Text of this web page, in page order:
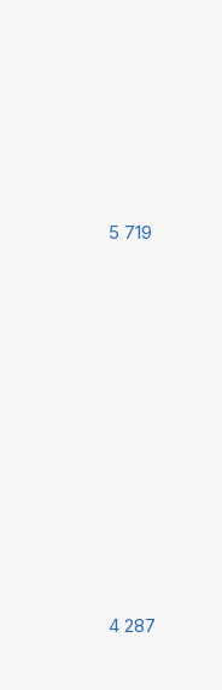
5 719
4 287